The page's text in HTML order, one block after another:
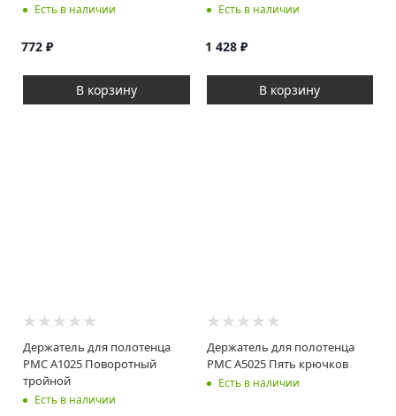
Есть в наличии
772 ₽
В корзину
Есть в наличии
1 428₽
В корзину
Держатель для полотенца
РМС A1025 Поворотный
тройной
Есть в наличии
Держатель для полотенца
РМС A5025 Пять крючков
Есть в наличии